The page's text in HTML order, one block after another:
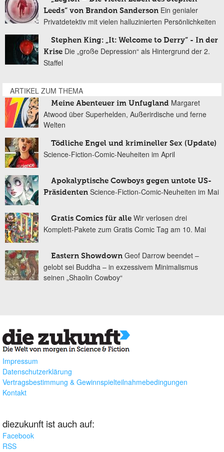
Leeds“ von Brandon Sanderson Ein genialer
Privatdetektiv mit vielen halluzinierten Persönlichkeiten
Stephen King: „It: Welcome to Derry“ - In der
Krise Die „große Depression“ als Hintergrund der 2.
Staffel
ARTIKEL ZUM THEMA
Meine Abenteuer im Unfugland Margaret
Atwood über Superhelden, Außerirdische und ferne
Welten
Tödliche Engel und krimineller Sex (Update)
Science-Fiction-Comic-Neuheiten im April
Apokalyptische Cowboys gegen untote US-
Präsidenten Science-Fiction-Comic-Neuheiten im Mai
Gratis Comics für alle Wir verlosen drei
Komplett-Pakete zum Gratis Comic Tag am 10. Mai
Eastern Showdown Geof Darrow beendet –
gelobt sei Buddha – in exzessivem Minimalismus
seinen „Shaolin Cowboy“
Impressum
Datenschutzerklärung
Vertragsbestimmung & Gewinnspielteilnahmebedingungen
Kontakt
diezukunft ist auch auf:
Facebook
RSS